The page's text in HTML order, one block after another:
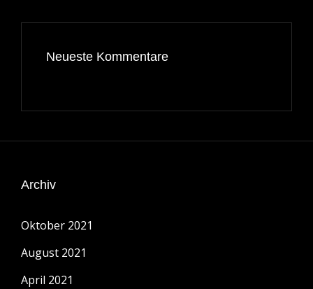
Neueste Kommentare
Archiv
Oktober 2021
August 2021
April 2021